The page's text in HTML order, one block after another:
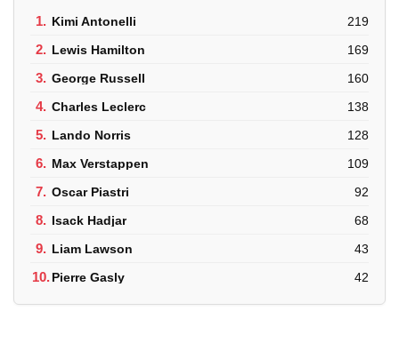
1. Kimi Antonelli 219
2. Lewis Hamilton 169
3. George Russell 160
4. Charles Leclerc 138
5. Lando Norris 128
6. Max Verstappen 109
7. Oscar Piastri 92
8. Isack Hadjar 68
9. Liam Lawson 43
10.Pierre Gasly 42